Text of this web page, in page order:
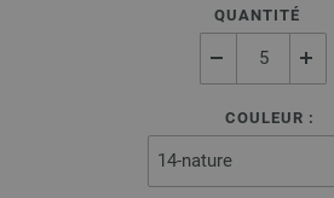
QUANTITÉ
COULEUR :